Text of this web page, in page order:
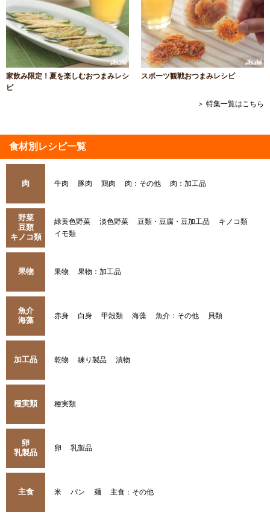
家飲み限定！夏を楽しむおつまみレシ
ピ
スポーツ観戦おつまみレシピ
＞ 特集一覧はこちら
食材別レシピ一覧
肉 牛肉 豚肉 鶏肉 肉：その他 肉：加工品
野菜
豆類
キノコ類
緑黄色野菜 淡色野菜 豆類・豆腐・豆加工品
キノコ類
イモ類
果物 果物 果物：加工品
魚介
海藻
赤身 白身 甲殻類 海藻 魚介：その他 貝類
加工品 乾物 練り製品 漬物
種実類 種実類
卵
乳製品
卵 乳製品
主食 米 パン 麺 主食：その他